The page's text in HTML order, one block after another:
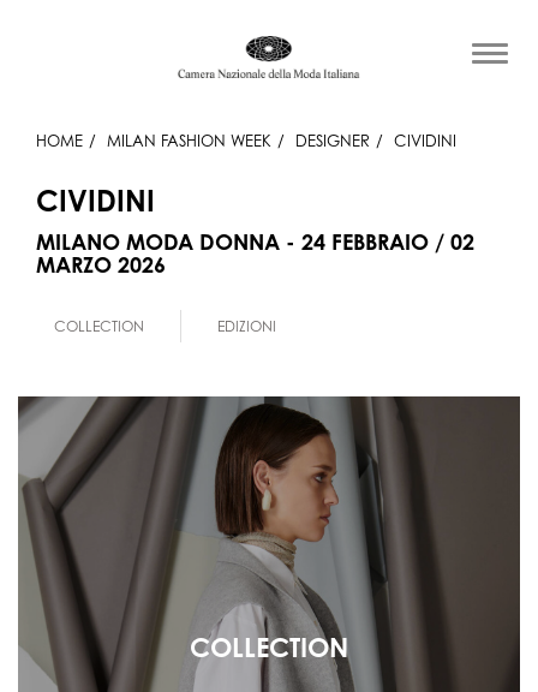
HOME MILAN FASHION WEEK DESIGNER CIVIDINI
CIVIDINI
MILANO MODA DONNA - 24 FEBBRAIO / 02
MARZO 2026
COLLECTION EDIZIONI
COLLECTION